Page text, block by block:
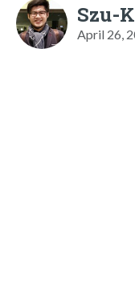
Szu-
April 26,